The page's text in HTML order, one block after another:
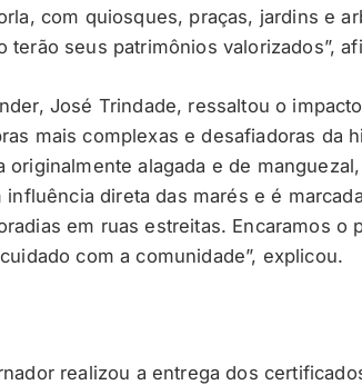
com quiosques, praças, jardins e
terão seus patrimônios valorizados”,
José Trindade, ressaltou o
mais complexas e desafiadoras da
originalmente alagada e de
direta das marés e é
em ruas estreitas. Encaramos o
com a comunidade”, explicou.
realizou a entrega dos